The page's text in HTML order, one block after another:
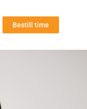
Bestill time